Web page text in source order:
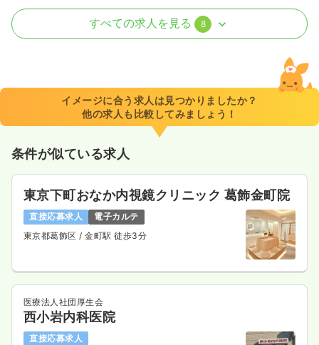
外来
8:45～17:45
日祝休み
年間休日120日 4週8休以上 月給31万円以上可
気になる
日勤のみ（常勤） 一時募集休止
給与 お問い合わせください
日祝休み
年間休日120日 4週8休以上
気になる
すべての求人を見る 8
イメージに合う求人は見つかりましたか？
他の求人も比較してみましょう！
条件が似ている求人
東京下町おなか内視鏡クリニック 葛飾金町院
直接応募求人
電子カルテ
東京都葛飾区 / 金町駅 徒歩3分
医療法人社団厚生会
西小岩内科医院
直接応募求人